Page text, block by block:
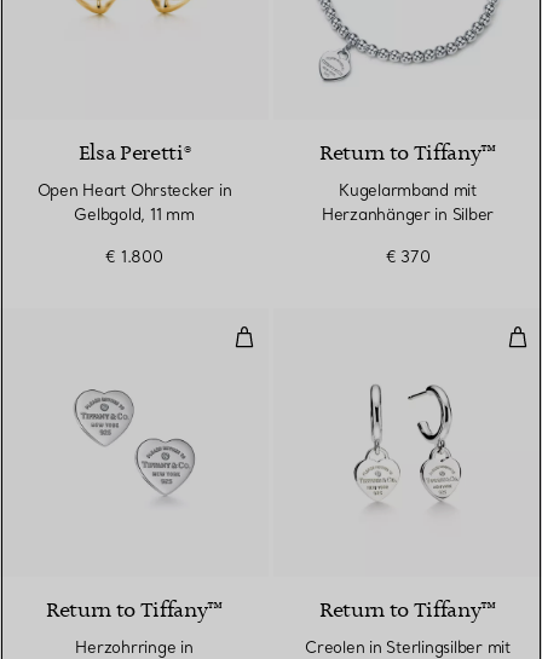
2 Materialien
Elsa Peretti®
Open Heart Ohrstecker in
Gelbgold, 11 mm
€ 1.800
Return to Tiffany™
Kugelarmband mit
Herzanhänger in Silber
€ 370
Herzohrringe in Sterlingsilber
Return to Tiffany™
Herzohrringe in
Return to Tiffany™
Creolen in Sterlingsilber mit